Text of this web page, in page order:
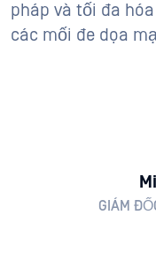
pháp và tối đa
các mối đe dọa
GIÁM